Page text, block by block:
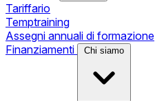
Tariffario
Temptraining
Assegni annuali di formazione
Finanziamenti
Chi siamo